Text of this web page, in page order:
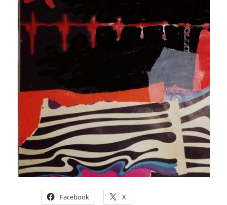
Facebook X